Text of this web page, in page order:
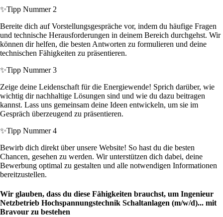
✨Tipp Nummer 2
Bereite dich auf Vorstellungsgespräche vor, indem du häufige Fragen
und technische Herausforderungen in deinem Bereich durchgehst. Wir
können dir helfen, die besten Antworten zu formulieren und deine
technischen Fähigkeiten zu präsentieren.
✨Tipp Nummer 3
Zeige deine Leidenschaft für die Energiewende! Sprich darüber, wie
wichtig dir nachhaltige Lösungen sind und wie du dazu beitragen
kannst. Lass uns gemeinsam deine Ideen entwickeln, um sie im
Gespräch überzeugend zu präsentieren.
✨Tipp Nummer 4
Bewirb dich direkt über unsere Website! So hast du die besten
Chancen, gesehen zu werden. Wir unterstützen dich dabei, deine
Bewerbung optimal zu gestalten und alle notwendigen Informationen
bereitzustellen.
Wir glauben, dass du diese Fähigkeiten brauchst, um Ingenieur
Netzbetrieb Hochspannungstechnik Schaltanlagen (m/w/d)... mit
Bravour zu bestehen